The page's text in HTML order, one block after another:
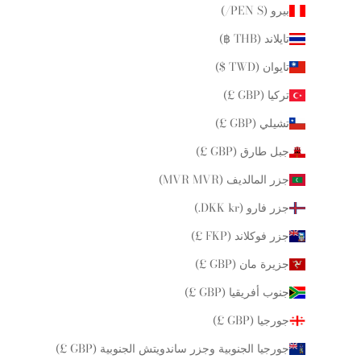
بيرو (PEN S/)
تايلاند (THB ฿)
تايوان (TWD $)
تركيا (GBP £)
تشيلي (GBP £)
جبل طارق (GBP £)
جزر المالديف (MVR MVR)
جزر فارو (DKK kr.)
جزر فوكلاند (FKP £)
جزيرة مان (GBP £)
جنوب أفريقيا (GBP £)
جورجيا (GBP £)
جورجيا الجنوبية وجزر ساندويتش الجنوبية (GBP £)